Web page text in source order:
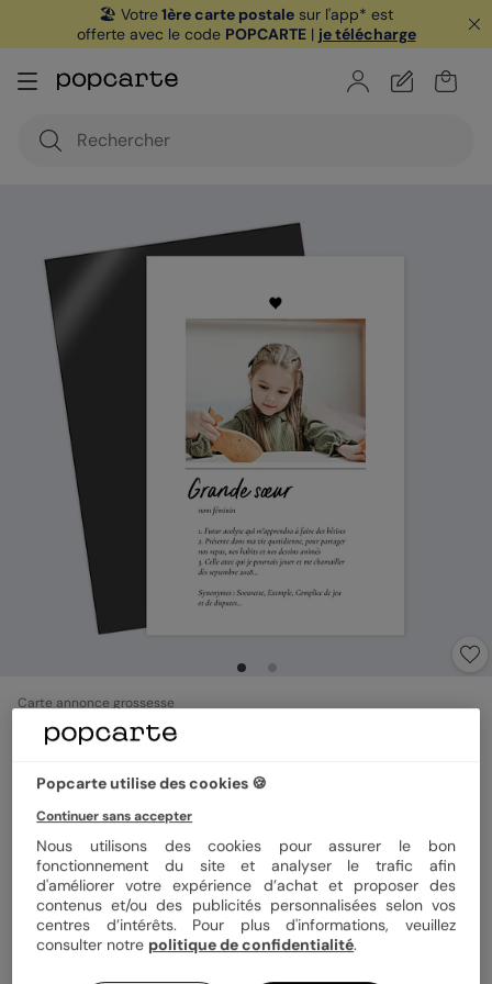
🏖️ Votre1ère carte postale sur l'app* est
offerte avec le code POPCARTE| je télécharge
Carte annonce grossesse
Magnet Définition sœur
Format
Quantité 1 magnet
Popcarte utilise des cookies 🍪
Continuer sans accepter
Nous utilisons des cookies pour assurer le bon
fonctionnement du site et analyser le trafic afin
d'améliorer votre expérience d’achat et proposer des
contenus et/ou des publicités personnalisées selon vos
centres d’intérêts. Pour plus d'informations, veuillez
consulter notre politique de confidentialité.